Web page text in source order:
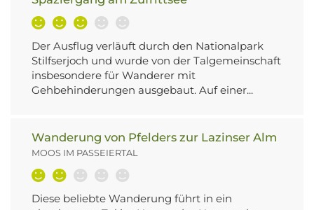
Der Ausflug verläuft durch den Nationalpark
Stilfserjoch und wurde von der Talgemeinschaft
insbesondere für Wanderer mit
Gehbehinderungen ausgebaut. Auf einer...
Wanderung von Pfelders zur Lazinser Alm
MOOS IM PASSEIERTAL
Diese beliebte Wanderung führt in ein